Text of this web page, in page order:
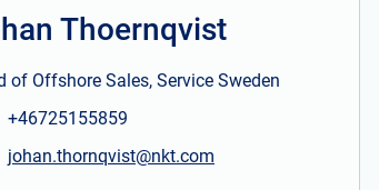
Thoernqvist
of Offshore Sales, Service Sweden
+46725155859
johan.thornqvist@nkt.com